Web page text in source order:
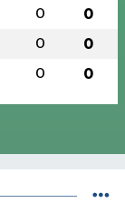
0 0
0 0
0 0